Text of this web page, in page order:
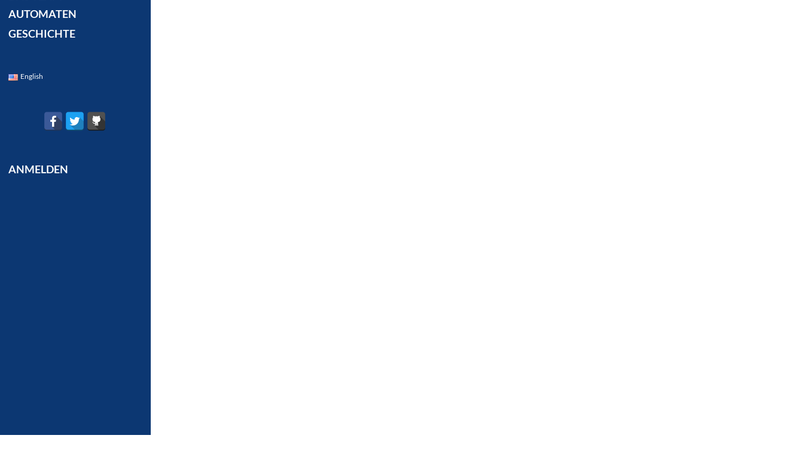
AUTOMATEN
GESCHICHTE
English
ANMELDEN